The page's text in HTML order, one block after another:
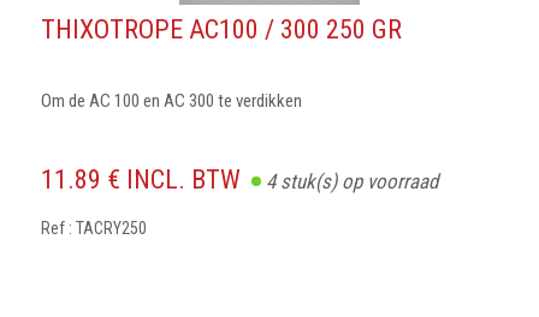
THIXOTROPE AC100 / 300 250 GR
Om de AC 100 en AC 300 te verdikken
11.89 € INCL. BTW 4stuk(s) op voorraad
Ref : TACRY250